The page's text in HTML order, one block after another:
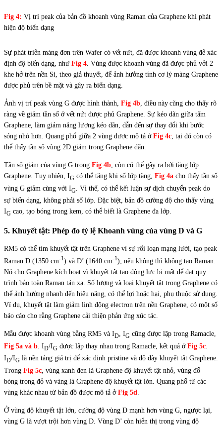
Fig 4: Vị trí peak của bản đồ khoanh vùng Raman của Graphene khi phát
hiện độ biến dạng
Sự phát triển màng đơn trên Wafer có vết nứt, đã được khoanh vùng để xác
định độ biến dạng, như Fig 4 . Vùng được khoanh vùng đã được phủ vởi 2
khe hở trên nền Si, theo giả thuyết, để ảnh hưởng tính cơ lý màng Graphene
được phủ trên bề mặt và gây ra biến dạng.
Ảnh vị trí peak vùng G được hình thành, Fig 4b , điều này. cũng cho thấy rõ
ràng về giảm tần số ở vết nứt được phủ Graphene. Sự kéo dãn giữa tấm
Graphene, làm giảm năng lượng kéo dãn, dẫn đến sự thay đổi khi bước
sóng nhỏ hơn. Quang phổ giữa 2 vùng được mô tả ở Fig 4c , tại đó còn có
thể thấy tần số vùng 2D giảm trong Graphene dãn.
Tần số giảm của vùng G trong Fig 4b , còn có thể gây ra bởi tăng lớp
Graphene. Tuy nhiên, IG có thể tăng khi số lớp tăng, Fig 4a cho thấy tần số
vùng G giảm cùng với IG . Vì thế, có thể kết luận sự dịch chuyển peak do
sự biến dạng, không phải số lớp. Đặc biệt, bản đồ cường độ cho thấy vùng
IG cao, tạo bóng trong kem, có thể biết là Graphene đa lớp.
5. Khuyết tật: Phép đo tỷ lệ Khoanh vùng của vùng D và G
RM5 có thể tìm khuyết tật trên Graphene vì sự rối loạn mạng lưới, tạo peak
Raman D (1350 cm-1) và D’ (1640 cm-1); nếu không thì không tạo Raman.
Nó cho Graphene kích hoạt vì khuyết tật tạo động lực bị mất để đạt quy
trình bảo toàn Raman tán xạ. Số lượng và loại khuyết tật trong Graphene có
thể ảnh hưởng nhanh đến hiệu năng, có thể lợi hoặc hại, phụ thuộc sử dụng.
Ví dụ, khuyết tật làm giảm linh động electron trên nền Graphene, có một số
báo cáo cho rằng Graphene cải thiện phản ứng xúc tác.
Mẫu được khoanh vùng bằng RM5 và ID , IG cũng được lập trong Ramacle,
Fig 5a và b . ID/IG được lập thay nhau trong Ramacle, kết quả ở Fig 5c
ID/IG là nền tảng giá trị để xác định pristine và độ dày khuyết tật Graphene.
Trong Fig 5c, vùng xanh đen là Graphene độ khuyết tật nhỏ, vùng đổ
bóng trong đỏ và vàng là Graphene độ khuyết tật lớn. Quang phổ từ các
vùng khác nhau từ bản đồ được mô tả ở Fig 5d.
Ở vùng độ khuyết tật lớn, cường độ vùng D mạnh hơn vùng G, ngược lại,
vùng G là vượt trội hơn vùng D. Vùng D’ còn hiển thị trong vùng độ